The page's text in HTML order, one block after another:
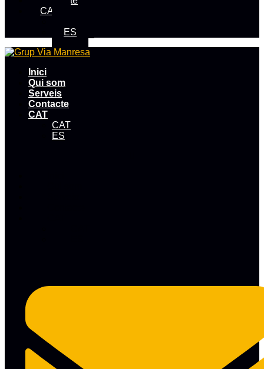
CAT
ES
Inici
Qui som
Serveis
Contacte
CAT
CAT
ES